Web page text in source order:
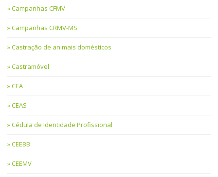
Campanhas CFMV
Campanhas CRMV-MS
Castração de animais domésticos
Castramóvel
CEA
CEAS
Cédula de Identidade Profissional
CEEBB
CEEMV